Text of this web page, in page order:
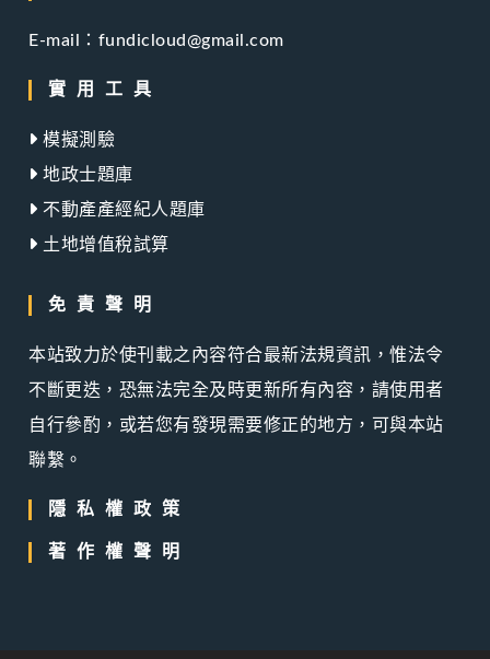
E-mail：fundicloud@gmail.com
實用工具
模擬測驗
地政士題庫
不動產產經紀人題庫
土地增值稅試算
免責聲明
本站致力於使刊載之內容符合最新法規資訊，惟法令
不斷更迭，恐無法完全及時更新所有內容，請使用者
自行參酌，或若您有發現需要修正的地方，可與本站
聯繫。
隱私權政策
著作權聲明